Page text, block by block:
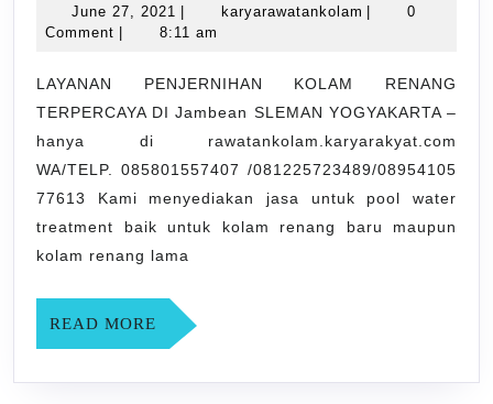
KOLAM
DI
Jambean
SLEMAN
June 27, 2021 June
27,
| karyarawatankolam |
0
Comment | 8:11 am
LAYANAN PENJERNIHAN KOLAM RENANG
TERPERCAYA DI Jambean SLEMAN YOGYAKARTA –
hanya di rawatankolam.karyarakyat.com
WA/TELP. 085801557407 /081225723489/08954105
77613 Kami menyediakan jasa untuk pool water
treatment baik untuk kolam renang baru maupun
kolam renang lama
READ MORE READ
MORE